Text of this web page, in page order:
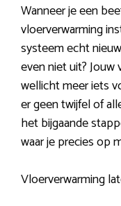
Wanneer je een
vloerverwarming
systeem echt
even niet uit?
wellicht meer iets
er geen twijfel of
het bijgaande
waar je precies op
Vloerverwarming